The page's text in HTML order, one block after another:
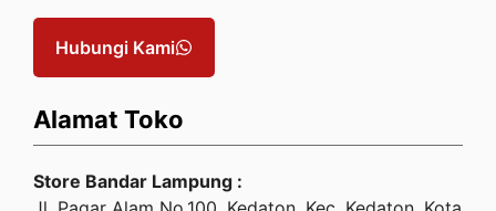
Hubungi Kami
Alamat Toko
Store Bandar Lampung :